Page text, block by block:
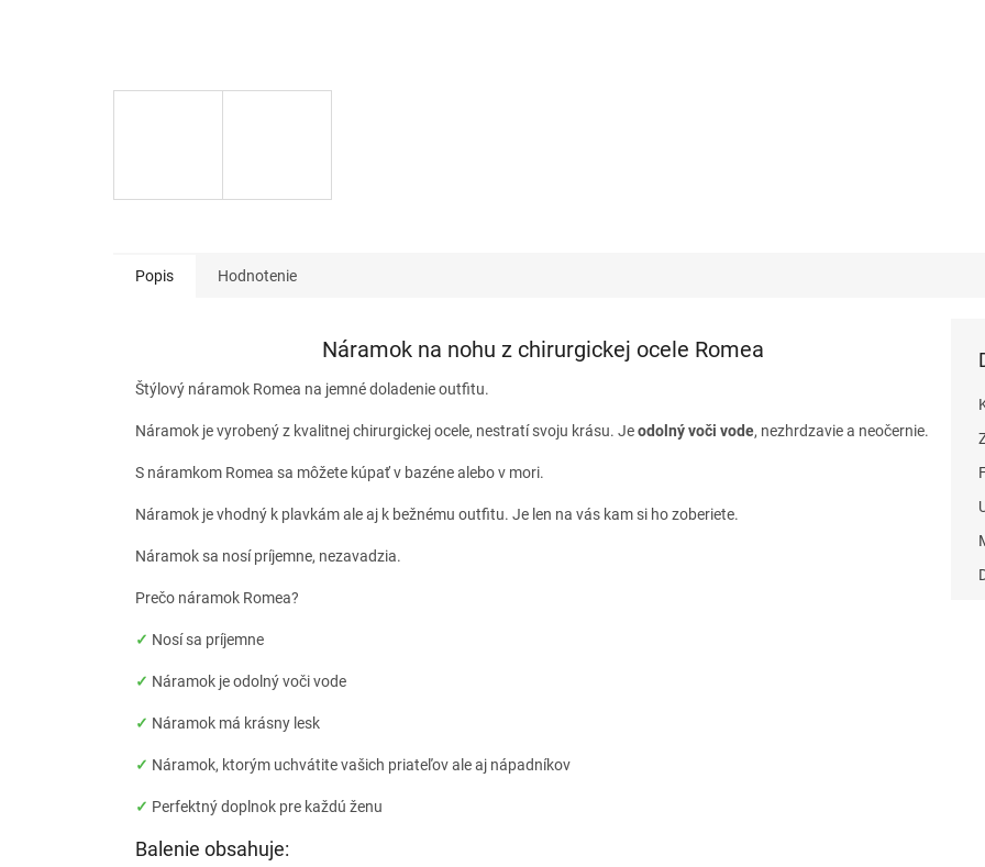
Popis Hodnotenie
Náramok na nohu z chirurgickej ocele Romea
Štýlový náramok Romea na jemné doladenie outfitu.
Náramok je vyrobený z kvalitnej chirurgickej ocele, nestratí svoju krásu. Jeodolný voči vode, nezhrdzavie a neočernie.
S náramkom Romea sa môžete kúpať v bazéne alebo v mori.
Náramok je vhodný k plavkám ale aj k bežnému outfitu. Je len na vás kam si ho zoberiete.
Náramok sa nosí príjemne, nezavadzia.
Prečo náramok Romea?
✓ Nosí sa príjemne
✓ Náramok je odolný voči vode
✓ Náramok má krásny lesk
✓ Náramok, ktorým uchvátite vašich priateľov ale aj nápadníkov
✓ Perfektný doplnok pre každú ženu
Balenie obsahuje: